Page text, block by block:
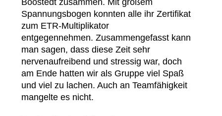
Boostedt zusammen. Mit großem
Spannungsbogen konnten alle ihr Zertifikat
zum ETR-Multiplikator
entgegennehmen. Zusammengefasst kann
man sagen, dass diese Zeit sehr
nervenaufreibend und stressig war, doch
am Ende hatten wir als Gruppe viel Spaß
und viel zu lachen. Auch an Teamfähigkeit
mangelte es nicht.